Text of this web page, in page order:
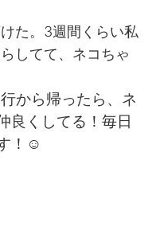
た。3週間くらい私
してて、ネコちゃ
から帰ったら、ネ
良くしてる！毎日
！☺️